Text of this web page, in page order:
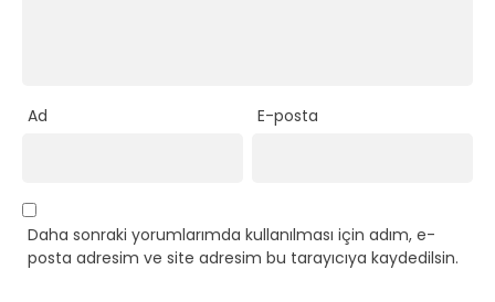
Ad E-posta
Daha sonraki yorumlarımda kullanılması için adım, e-
posta adresim ve site adresim bu tarayıcıya kaydedilsin.